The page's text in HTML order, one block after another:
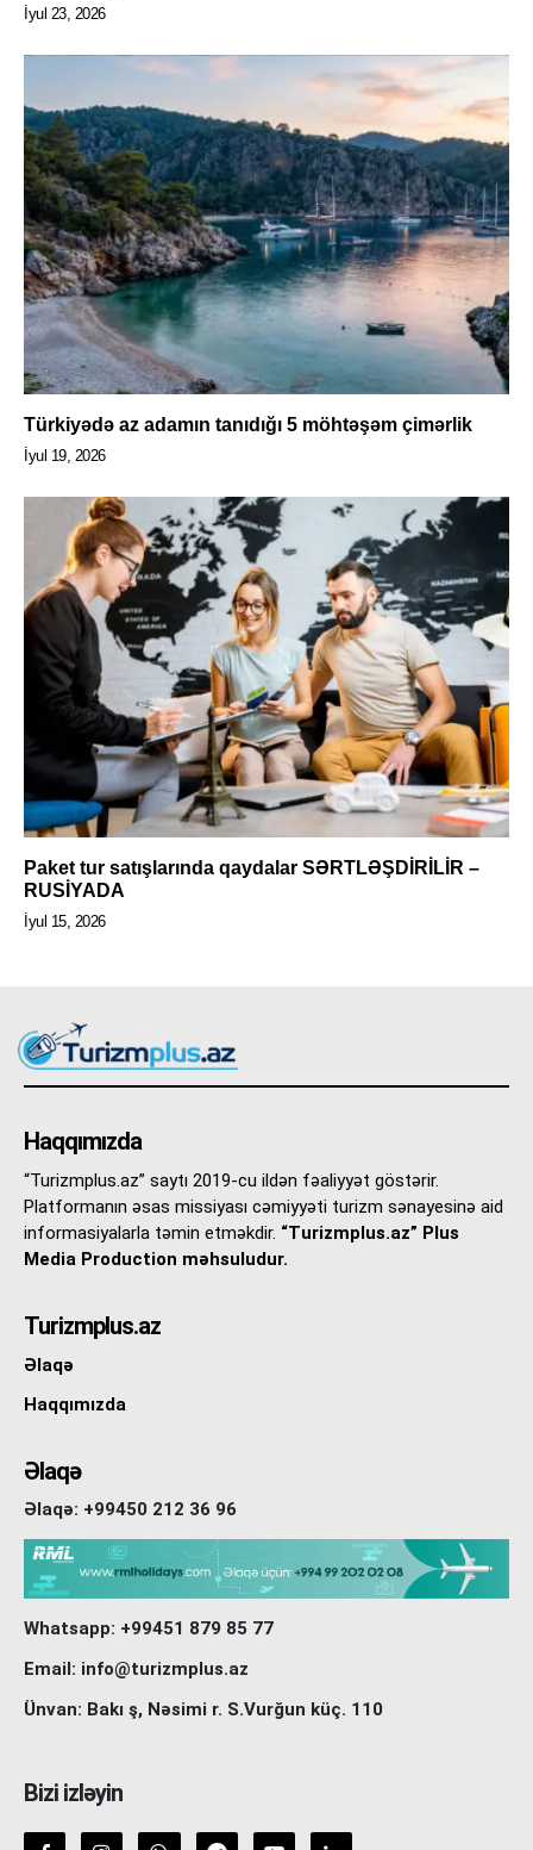
İyul 23, 2026
Türkiyədə az adamın tanıdığı 5 möhtəşəm çimərlik
İyul 19, 2026
Paket tur satışlarında qaydalar SƏRTLƏŞDİRİLİR –
RUSİYADA
İyul 15, 2026
Haqqımızda
“Turizmplus.az” saytı 2019-cu ildən fəaliyyət göstərir.
Platformanın əsas missiyası cəmiyyəti turizm sənayesinə aid
informasiyalarla təmin etməkdir. “Turizmplus.az” Plus
Media Production məhsuludur.
Turizmplus.az
Əlaqə
Haqqımızda
Əlaqə
Əlaqə: +99450 212 36 96
Whatsapp: +99451 879 85 77
Email: info@turizmplus.az
Ünvan: Bakı ş, Nəsimi r. S.Vurğun küç. 110
Bizi izləyin